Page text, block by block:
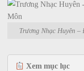
Trương Nhạc Huyên
Xem mục lục